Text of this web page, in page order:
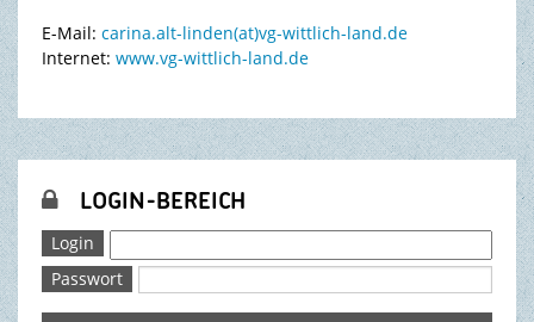
E-Mail: carina.alt-linden(at)vg-wittlich-land.de
Internet: www.vg-wittlich-land.de
 LOGIN-BEREICH
Login
Passwort